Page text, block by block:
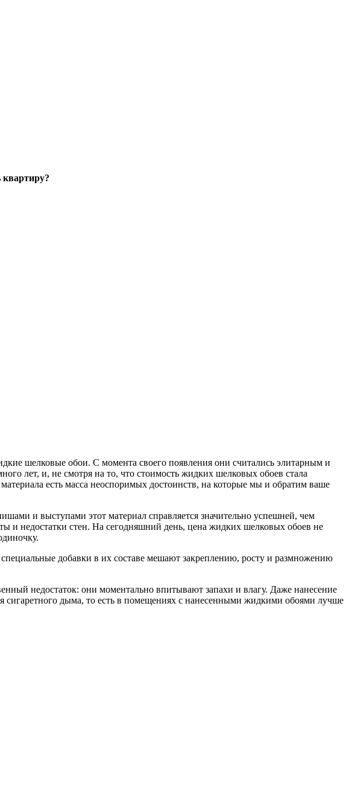
шелковые обои. С момента своего появления они считались элитарным и
лет, и, не смотря на то, что стоимость жидких шелковых обоев стала
есть масса неоспоримых достоинств, на которые мы и обратим ваше
и выступами этот материал справляется значительно успешней, чем
и недостатки стен. На сегодняшний день, цена жидких шелковых обоев не
добавки в их составе мешают закреплению, росту и размножению
недостаток: они моментально впитывают запахи и влагу. Даже нанесение
сигаретного дыма, то есть в помещениях с нанесенными жидкими обоями лучше